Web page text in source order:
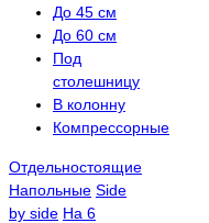
До 45 см
До 60 см
Под
столешницу
В колонну
Компрессорные
Отдельностоящие
Напольные Side
by side На 6